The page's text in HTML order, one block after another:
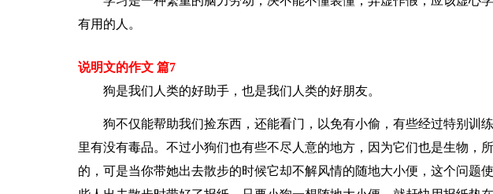
有用的人。
说明文的作文 篇7
狗是我们人类的好助手，也是我们人类的好朋友。
狗不仅能帮助我们捡东西，还能看门，以免有小偷，有些经过特别训
里有没有毒品。不过小狗们也有些不尽人意的地方，因为它们也是生物，
的，可是当你带她出去散步的时候它却不解风情的随地大小便，这个问题